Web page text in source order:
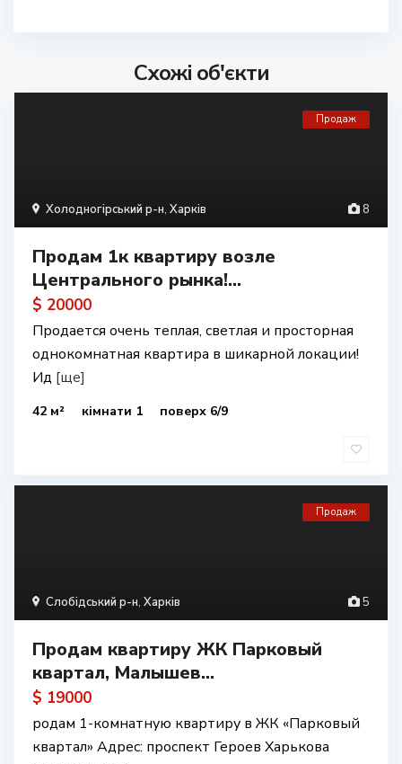
Схожі об'єкти
8
Холодногірський р-н, Харків
Продаж
Продам 1к квартиру возле
Центрального рынка!...
$ 20000
Продается очень теплая, светлая и просторная
однокомнатная квартира в шикарной локации!
Ид [ще]
42 м² кімнати 1 поверх 6/9
5
Слобідський р-н, Харків
Продаж
Продам квартиру ЖК Парковый
квартал, Малышев...
$ 19000
родам 1-комнатную квартиру в ЖК «Парковый
квартал» Адрес: проспект Героев Харькова